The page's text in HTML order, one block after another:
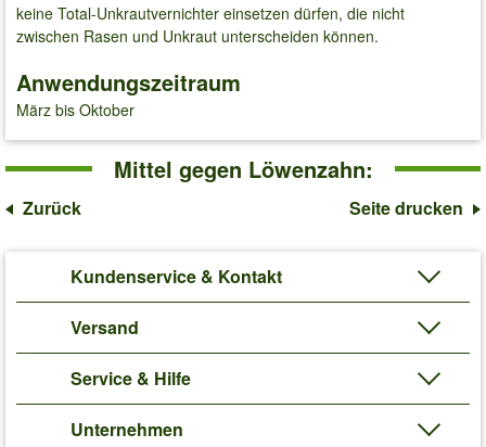
keine Total-Unkrautvernichter einsetzen dürfen, die nicht
zwischen Rasen und Unkraut unterscheiden können.
Anwendungszeitraum
März bis Oktober
Mittel gegen Löwenzahn:
Zurück Seite drucken
Kundenservice & Kontakt
Versand
Service & Hilfe
Unternehmen